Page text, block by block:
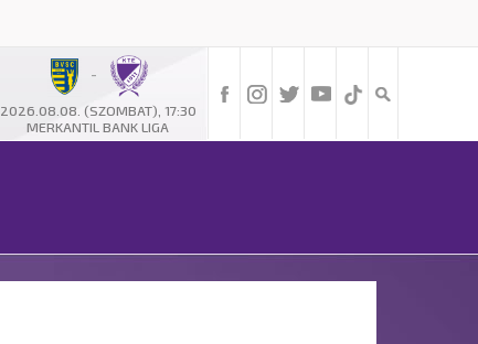
-
2026.08.08. (SZOMBAT), 17:30
MERKANTIL BANK LIGA